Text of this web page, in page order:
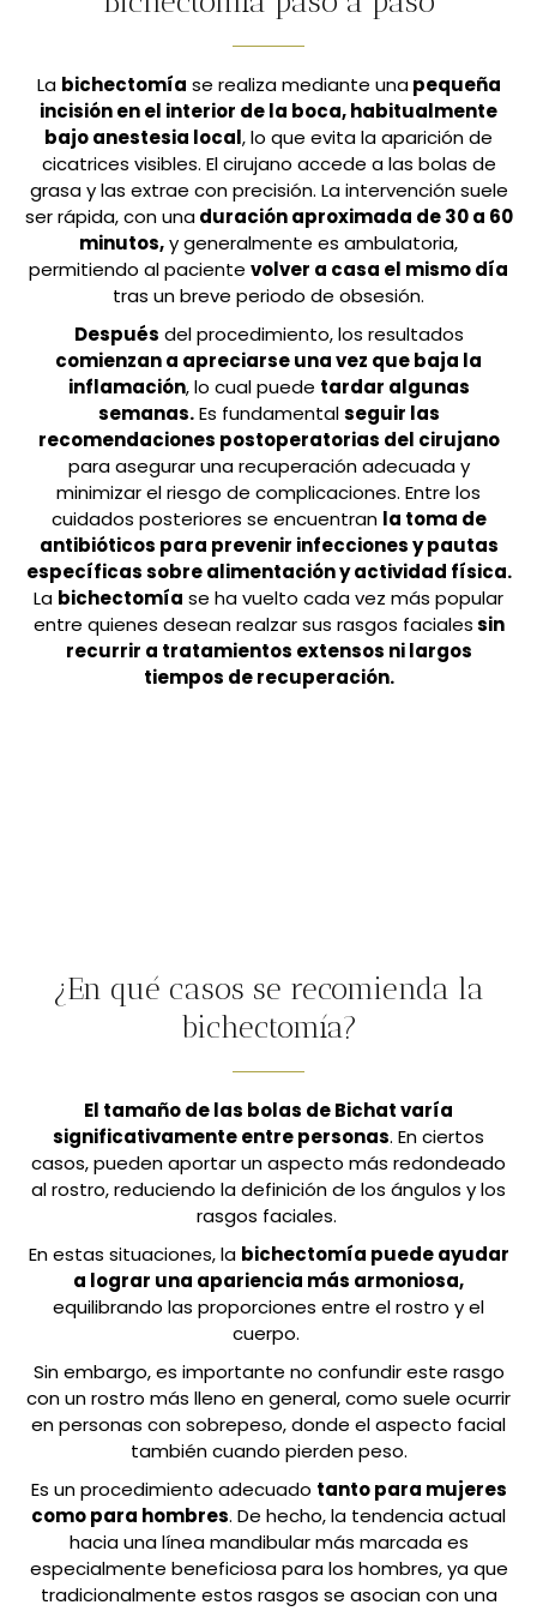
La bichectomía se realiza mediante unapequeña
incisión en el interior de la boca, habitualmente
bajo anestesia local, lo que evita la aparición de
cicatrices visibles. El cirujano accede a las bolas de
grasa y las extrae con precisión. La intervención suele
ser rápida, con unaduración aproximada de 30 a 60
minutos,y generalmente es ambulatoria,
permitiendo al paciente volver a casa el mismo día
tras un breve periodo de obsesión.
Después del procedimiento, los resultados
comienzan a apreciarse una vez que baja la
inflamación, lo cual puede tardar algunas
semanas.Es fundamentalseguir las
recomendaciones postoperatorias del cirujano
para asegurar una recuperación adecuada y
minimizar el riesgo de complicaciones. Entre los
cuidados posteriores se encuentran la toma de
antibióticos para prevenir infecciones y pautas
específicas sobre alimentación y actividad física.
La bichectomía se ha vuelto cada vez más popular
entre quienes desean realzar sus rasgos facialessin
recurrir a tratamientos extensos ni largos
tiempos de recuperación.
¿En qué casos se recomienda la
bichectomía?
El tamaño de las bolas de Bichat varía
significativamente entre personas. En ciertos
casos, pueden aportar un aspecto más redondeado
al rostro, reduciendo la definición de los ángulos y los
rasgos faciales.
En estas situaciones, la bichectomía puede ayudar
a lograr una apariencia más armoniosa,
equilibrando las proporciones entre el rostro y el
cuerpo.
Sin embargo, es importante no confundir este rasgo
con un rostro más lleno en general, como suele ocurrir
en personas con sobrepeso, donde el aspecto facial
también cuando pierden peso.
Es un procedimiento adecuado tanto para mujeres
como para hombres. De hecho, la tendencia actual
hacia una línea mandibular más marcada es
especialmente beneficiosa para los hombres, ya que
tradicionalmente estos rasgos se asocian con una